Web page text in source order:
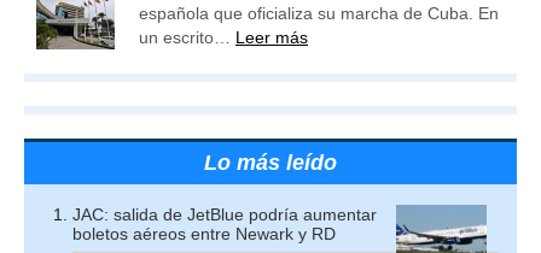
española que oficializa su marcha de Cuba. En
un escrito… Leer más
Lo más leído
JAC: salida de JetBlue podría aumentar
boletos aéreos entre Newark y RD